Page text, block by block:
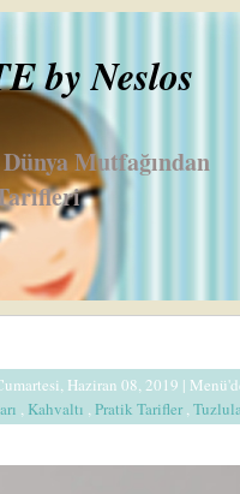
by Neslos
Mutfağından
Haziran 08, 2019 |
, Kahvaltı ,Pratik Tarifler,